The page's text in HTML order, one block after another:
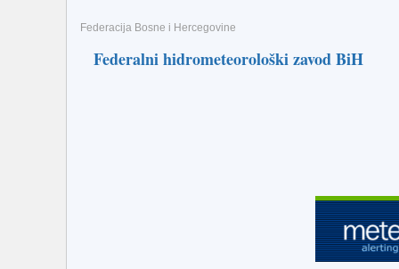
Federacija Bosne i Hercegovine
Federalni hidrometeorološki zavod BiH